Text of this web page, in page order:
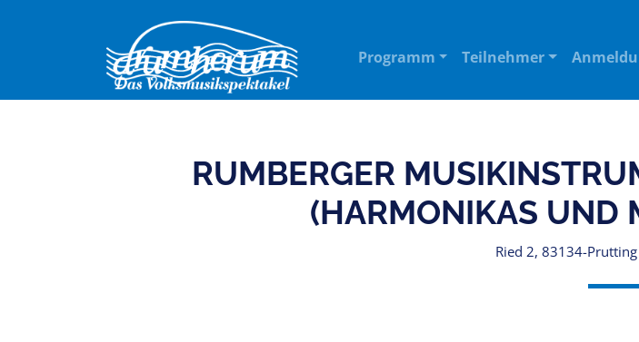
Programm Teilnehmer
RUMBERGER
(HARMONIKAS UND
Ried 2, 83134-